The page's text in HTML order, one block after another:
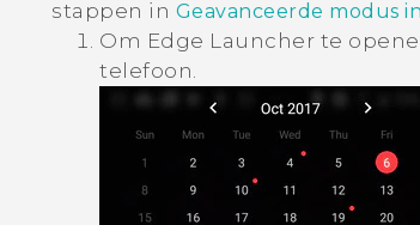
stappen in Geavanceerde modus
Om Edge Launcher te
telefoon.